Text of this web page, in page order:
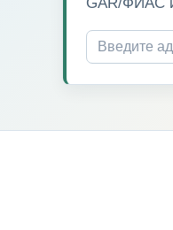
GAR/ФИАС